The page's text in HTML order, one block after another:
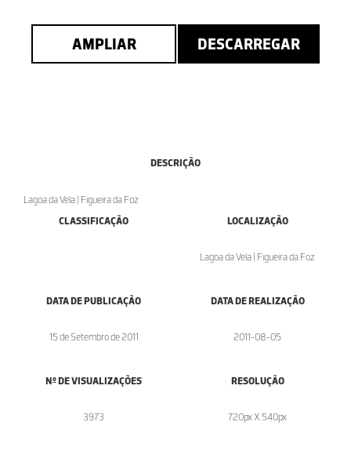
AMPLIAR DESCARREGAR
DESCRIÇÃO
Lagoa da Vela | Figueira da Foz
CLASSIFICAÇÃO
LOCALIZAÇÃO
Lagoa da Vela | Figueira da Foz
DATA DE PUBLICAÇÃO
15 de Setembro de 2011
DATA DE REALIZAÇÃO
2011-08-05
Nº DE VISUALIZAÇÕES
3973
RESOLUÇÃO
720px X 540px